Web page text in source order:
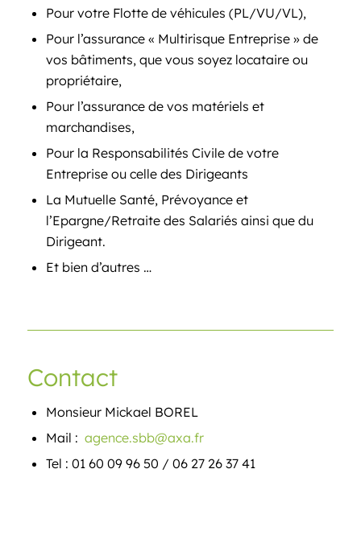
Pour votre Flotte de véhicules (PL/VU/VL),
Pour l’assurance « Multirisque Entreprise » de
vos bâtiments, que vous soyez locataire ou
propriétaire,
Pour l’assurance de vos matériels et
marchandises,
Pour la Responsabilités Civile de votre
Entreprise ou celle des Dirigeants
La Mutuelle Santé, Prévoyance et
l’Epargne/Retraite des Salariés ainsi que du
Dirigeant.
Et bien d’autres …
Contact
Monsieur Mickael BOREL
Mail : agence.sbb@axa.fr
Tel : 01 60 09 96 50 / 06 27 26 37 41